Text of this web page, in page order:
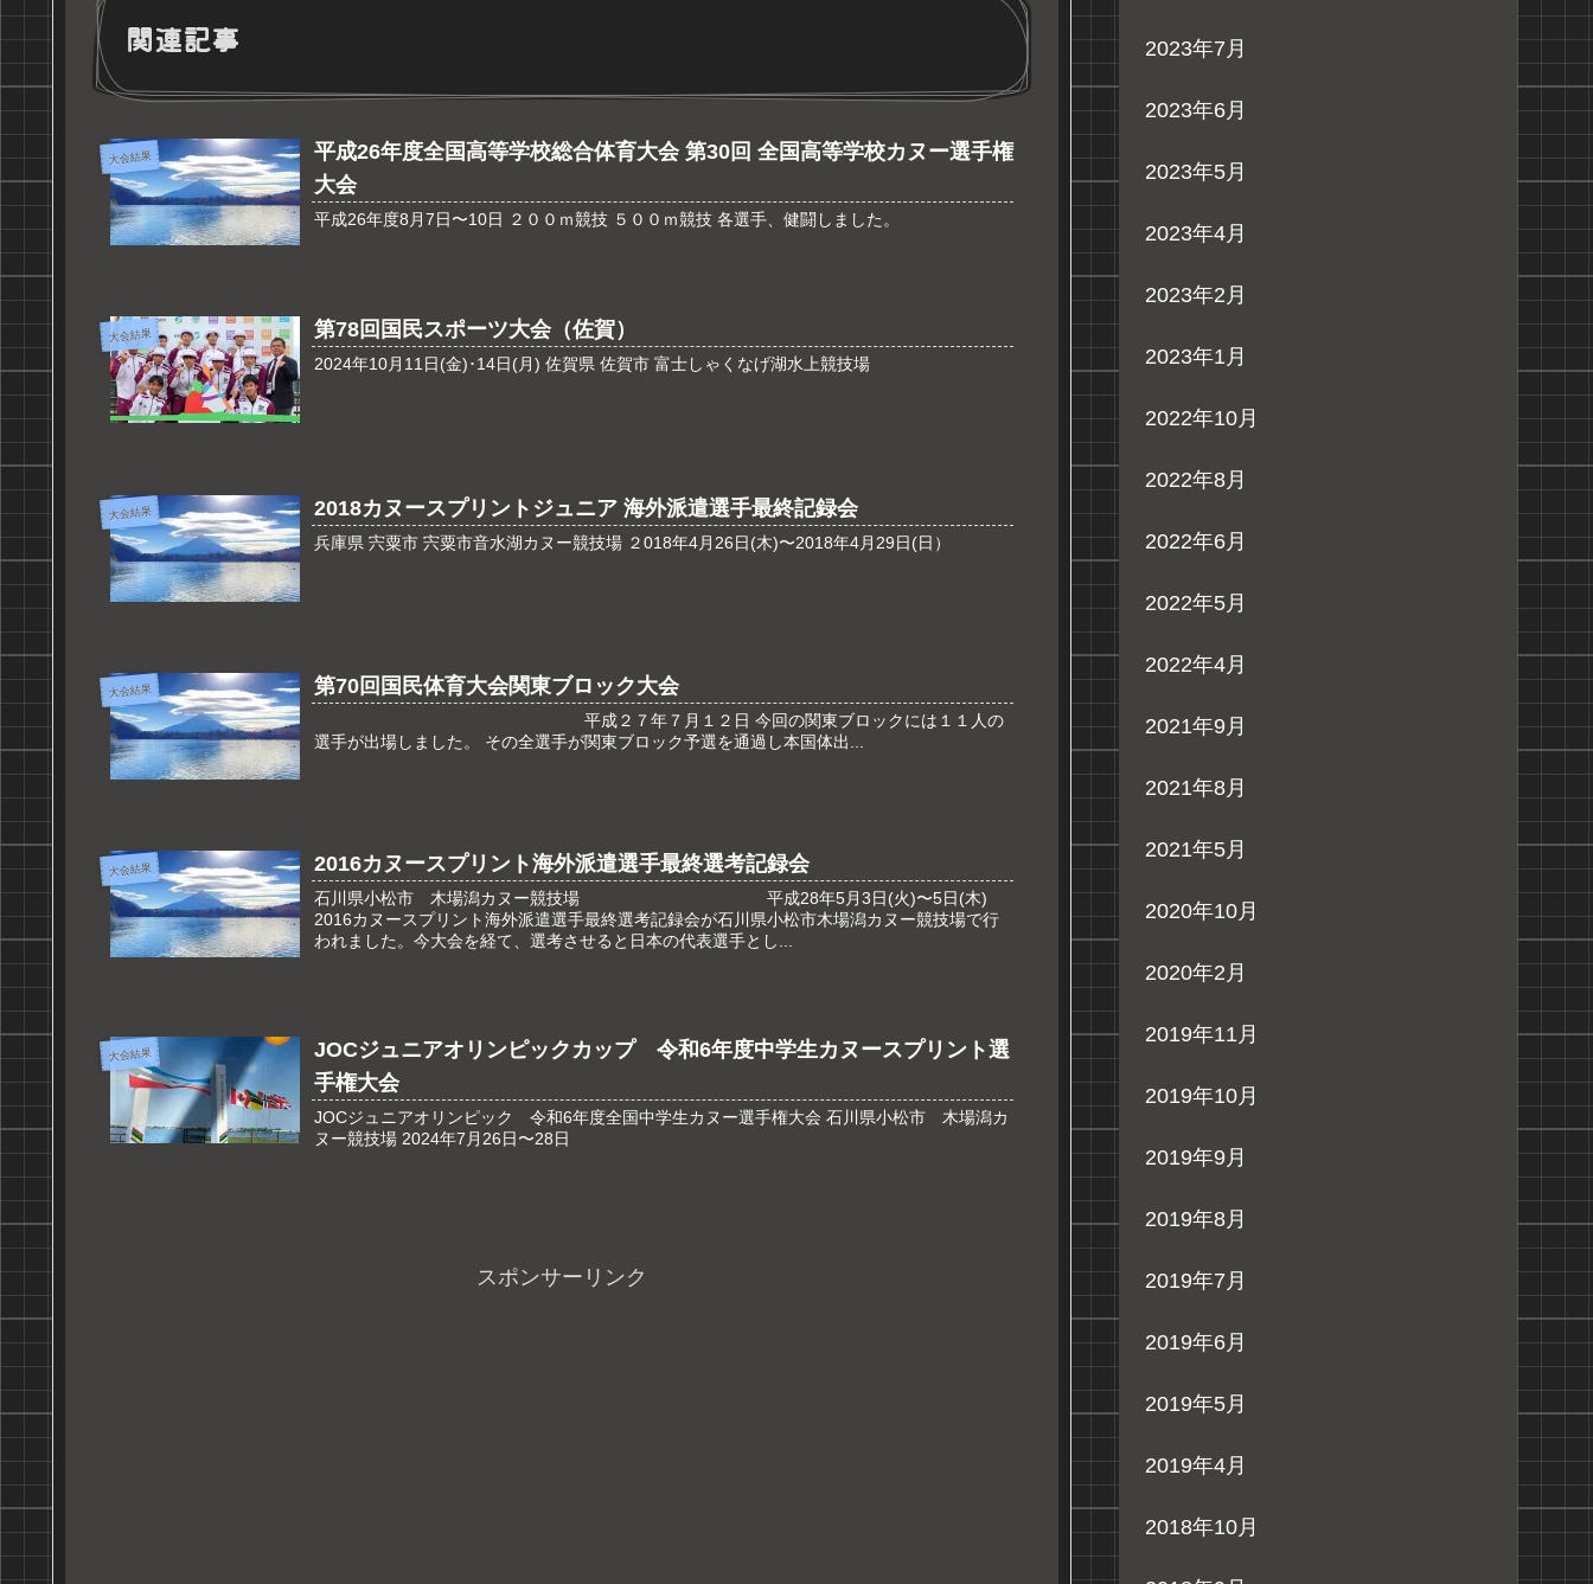
関連記事
大会結果
平成26年度全国高等学校総合体育大会 第30回 全国高等学校カヌー選手権
大会
平成26年度8月7日〜10日 ２００ｍ競技 ５００ｍ競技 各選手、健闘しました。
大会結果 第78回国民スポーツ大会（佐賀）
2024年10月11日(金)･14日(月) 佐賀県 佐賀市 富士しゃくなげ湖水上競技場
大会結果 2018カヌースプリントジュニア 海外派遣選手最終記録会
兵庫県 宍粟市 宍粟市音水湖カヌー競技場 ２018年4月26日(木)〜2018年4月29日(日）
大会結果 第70回国民体育大会関東ブロック大会
平成２７年７月１２日 今回の関東ブロックには１１人の
選手が出場しました。 その全選手が関東ブロック予選を通過し本国体出...
大会結果 2016カヌースプリント海外派遣選手最終選考記録会
石川県小松市 木場潟カヌー競技場 平成28年5月3日(火)〜5日(木)
2016カヌースプリント海外派遣選手最終選考記録会が石川県小松市木場潟カヌー競技場で行
われました。今大会を経て、選考させると日本の代表選手とし...
大会結果
JOCジュニアオリンピックカップ 令和6年度中学生カヌースプリント選
手権大会
JOCジュニアオリンピック 令和6年度全国中学生カヌー選手権大会 石川県小松市 木場潟カ
ヌー競技場 2024年7月26日〜28日
スポンサーリンク
2023年7月
2023年6月
2023年5月
2023年4月
2023年2月
2023年1月
2022年10月
2022年8月
2022年6月
2022年5月
2022年4月
2021年9月
2021年8月
2021年5月
2020年10月
2020年2月
2019年11月
2019年10月
2019年9月
2019年8月
2019年7月
2019年6月
2019年5月
2019年4月
2018年10月